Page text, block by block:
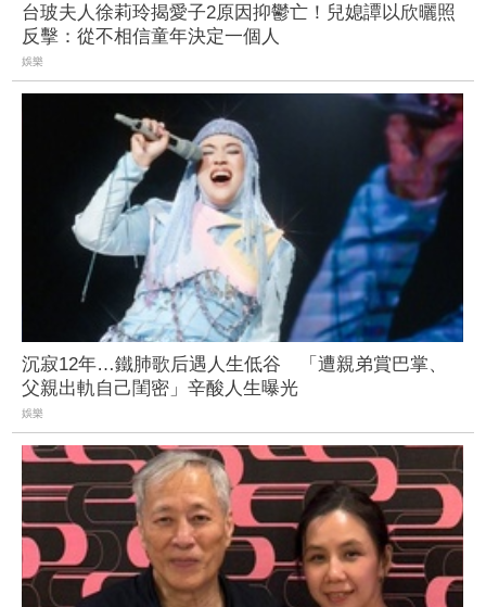
台玻夫人徐莉玲揭愛子2原因抑鬱亡！兒媳譚以欣曬照
反擊：從不相信童年決定一個人
娛樂
沉寂12年…鐵肺歌后遇人生低谷 「遭親弟賞巴掌、
父親出軌自己閨密」辛酸人生曝光
娛樂